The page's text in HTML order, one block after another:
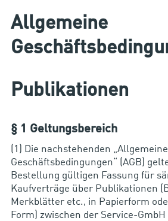
Allgemeine
Publikationen
§ 1 Geltungsbereich
(1) Die nachstehenden
Geschäftsbedingungen“ (AGB)
Bestellung gültigen Fassung für
Kaufverträge über Publikationen
Merkblätter etc., in Papierform
Form) zwischen der Service-